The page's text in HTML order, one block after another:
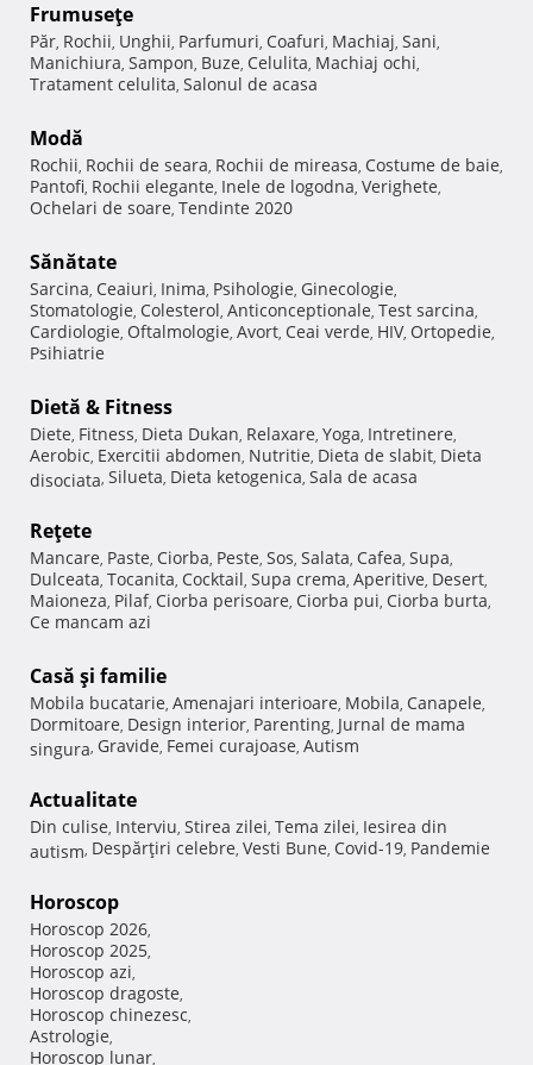
Frumuseţe
Păr, Rochii, Unghii, Parfumuri, Coafuri, Machiaj, Sani,
Manichiura, Sampon, Buze, Celulita, Machiaj ochi,
Tratament celulita, Salonul de acasa
Modă
Rochii, Rochii de seara, Rochii de mireasa, Costume de baie,
Pantofi, Rochii elegante, Inele de logodna, Verighete,
Ochelari de soare, Tendinte 2020
Sănătate
Sarcina, Ceaiuri, Inima, Psihologie, Ginecologie,
Stomatologie, Colesterol, Anticonceptionale, Test sarcina,
Cardiologie, Oftalmologie, Avort, Ceai verde, HIV, Ortopedie,
Psihiatrie
Dietă & Fitness
Diete, Fitness, Dieta Dukan, Relaxare, Yoga, Intretinere,
Aerobic, Exercitii abdomen, Nutritie, Dieta de slabit, Dieta
disociata, Silueta, Dieta ketogenica, Sala de acasa
Reţete
Mancare, Paste, Ciorba, Peste, Sos, Salata, Cafea, Supa,
Dulceata, Tocanita, Cocktail, Supa crema, Aperitive, Desert,
Maioneza, Pilaf, Ciorba perisoare, Ciorba pui, Ciorba burta,
Ce mancam azi
Casă şi familie
Mobila bucatarie, Amenajari interioare, Mobila, Canapele,
Dormitoare, Design interior, Parenting, Jurnal de mama
singura, Gravide, Femei curajoase, Autism
Actualitate
Din culise, Interviu, Stirea zilei, Tema zilei, Iesirea din
autism, Despărţiri celebre, Vesti Bune, Covid-19, Pandemie
Horoscop
Horoscop 2026,
Horoscop 2025,
Horoscop azi,
Horoscop dragoste,
Horoscop chinezesc,
Astrologie,
Horoscop lunar,